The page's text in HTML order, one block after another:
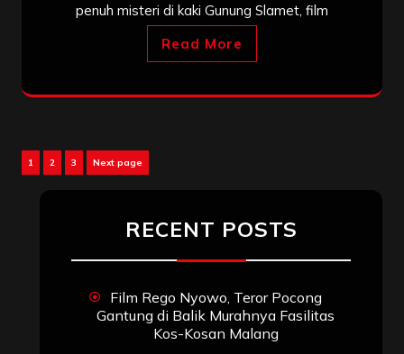
penuh misteri di kaki Gunung Slamet, film
Read More
Posts
Page
1 Page
2 Page
3 Next page
RECENT POSTS
Film Rego Nyowo, Teror Pocong
Gantung di Balik Murahnya Fasilitas
Kos-Kosan Malang